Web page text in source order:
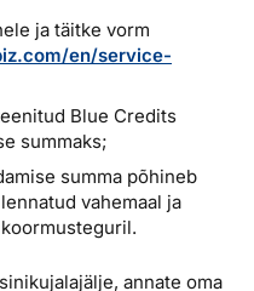
ja täitke vorm
en/service-
Blue Credits
summaks;
summa põhineb
vahemaal ja
annate oma